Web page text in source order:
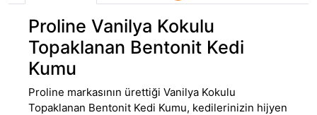
Proline Vanilya Kokulu
Topaklanan Bentonit Kedi
Kumu
Proline markasının ürettiği Vanilya Kokulu
Topaklanan Bentonit Kedi Kumu, kedilerinizin hijyen